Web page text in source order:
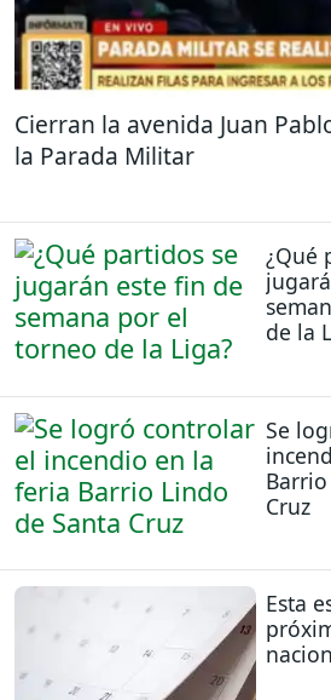
Cierran la avenida Juan
la Parada Militar
¿Qué
de la
Se
Cruz
Esta